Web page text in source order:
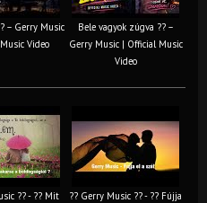
– Gerry Music
Video
Bele vagyok zúgva ?? –
Gerry Music | Official Music
Video
?? - ?? Mit
?? Gerry Music ?? - ?? Fújja